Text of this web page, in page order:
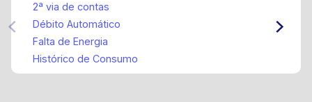
2ª via de contas
Débito Automático
Falta de Energia
Histórico de Consumo